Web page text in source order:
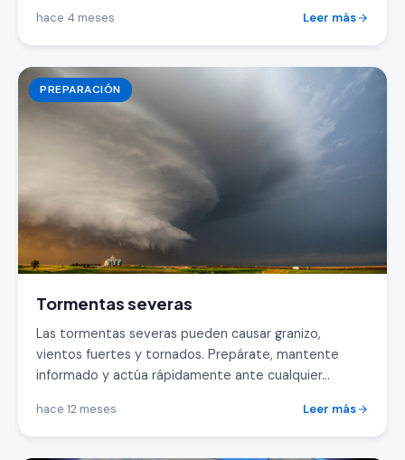
hace 4 meses Leer más
PREPARACIÓN
Tormentas severas
Las tormentas severas pueden causar granizo,
vientos fuertes y tornados. Prepárate, mantente
informado y actúa rápidamente ante cualquier...
hace 12 meses Leer más